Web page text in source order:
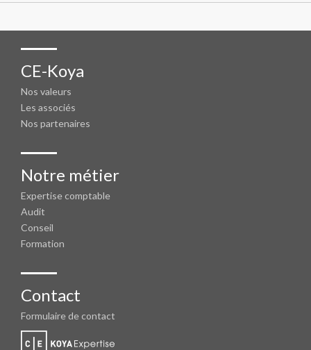
CE-Koya
Nos valeurs
Les associés
Nos partenaires
Notre métier
Expertise comptable
Audit
Conseil
Formation
Contact
Formulaire de contact